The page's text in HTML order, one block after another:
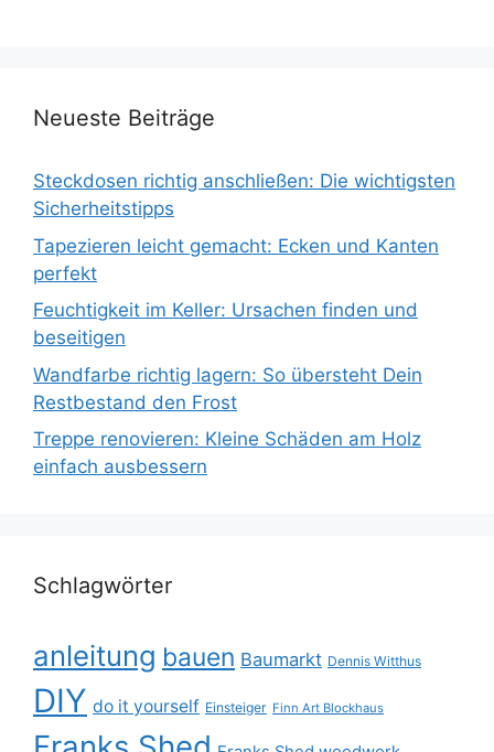
Neueste Beiträge
Steckdosen richtig anschließen: Die wichtigsten
Sicherheitstipps
Tapezieren leicht gemacht: Ecken und Kanten
perfekt
Feuchtigkeit im Keller: Ursachen finden und
beseitigen
Wandfarbe richtig lagern: So übersteht Dein
Restbestand den Frost
Treppe renovieren: Kleine Schäden am Holz
einfach ausbessern
Schlagwörter
anleitung bauen Baumarkt Dennis Witthus
DIY do it yourself Einsteiger Finn Art Blockhaus